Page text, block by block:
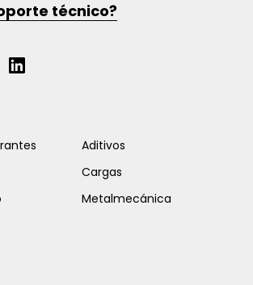
técnico?
Aditivos
Cargas
Metalmecánica